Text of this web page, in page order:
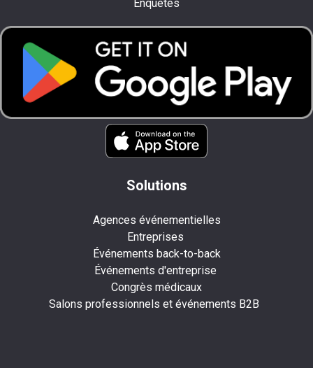
Enquêtes
Solutions
Agences événementielles
Entreprises
Événements back-to-back
Événements d'entreprise
Congrès médicaux
Salons professionnels et événements B2B